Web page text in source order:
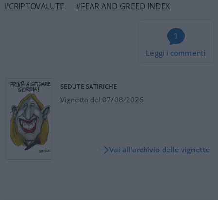
#CRIPTOVALUTE #FEAR AND GREED INDEX
1
Leggi i commenti
SEDUTE SATIRICHE
Vignetta del 07/08/2026
Vai all'archivio delle vignette